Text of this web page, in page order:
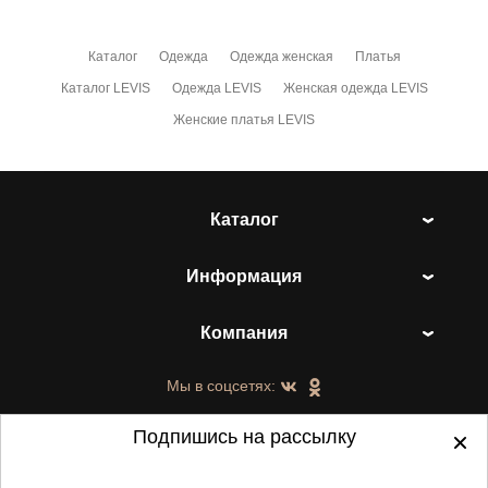
Каталог Одежда Одежда женская Платья
Каталог LEVIS Одежда LEVIS Женская одежда LEVIS
Женские платья LEVIS
Каталог
Информация
Компания
Мы в соцсетях:
Подпишись на рассылку